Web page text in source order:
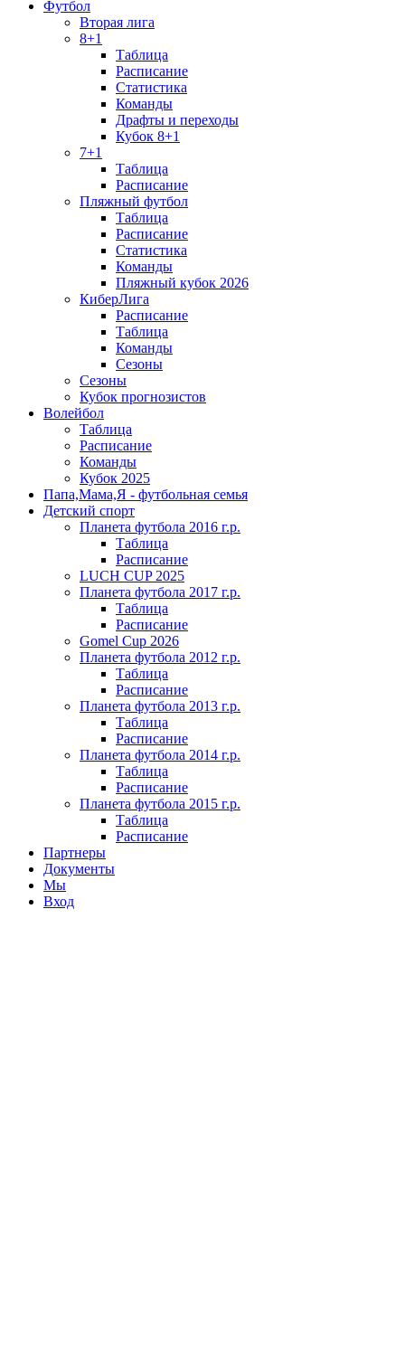
Футбол
Вторая лига
8+1
Таблица
Расписание
Статистика
Команды
Драфты и переходы
Кубок 8+1
7+1
Таблица
Расписание
Пляжный футбол
Таблица
Расписание
Статистика
Команды
Пляжный кубок 2026
КиберЛига
Расписание
Таблица
Команды
Сезоны
Сезоны
Кубок прогнозистов
Волейбол
Таблица
Расписание
Команды
Кубок 2025
Папа,Мама,Я - футбольная семья
Детский спорт
Планета футбола 2016 г.р.
Таблица
Расписание
LUCH CUP 2025
Планета футбола 2017 г.р.
Таблица
Расписание
Gomel Cup 2026
Планета футбола 2012 г.р.
Таблица
Расписание
Планета футбола 2013 г.р.
Таблица
Расписание
Планета футбола 2014 г.р.
Таблица
Расписание
Планета футбола 2015 г.р.
Таблица
Расписание
Партнеры
Документы
Мы
Вход